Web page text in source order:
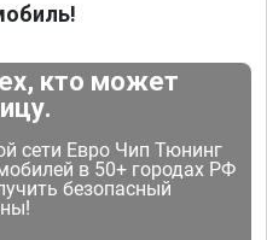
кто может
сети Евро Чип Тюнинг
в 50+ городах РФ
безопасный